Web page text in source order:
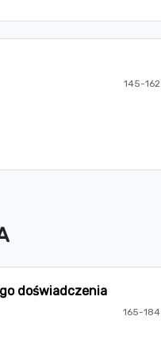
145-162
doświadczenia
165-184